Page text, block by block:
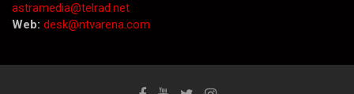
astramedia@telrad.net
Web: desk@ntvarena.com